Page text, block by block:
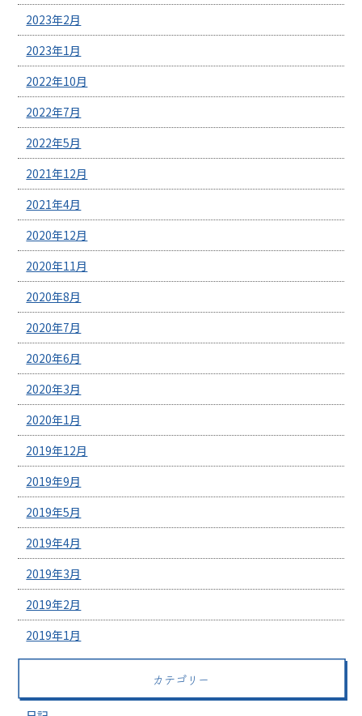
2023年2月
2023年1月
2022年10月
2022年7月
2022年5月
2021年12月
2021年4月
2020年12月
2020年11月
2020年8月
2020年7月
2020年6月
2020年3月
2020年1月
2019年12月
2019年9月
2019年5月
2019年4月
2019年3月
2019年2月
2019年1月
カテゴリー